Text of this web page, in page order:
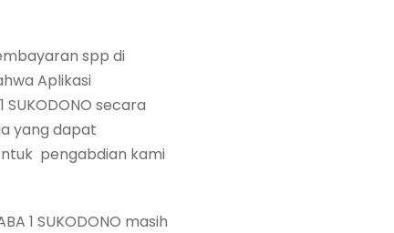
spp di
Aplikasi
secara
yang dapat
pengabdian kami
1 SUKODONO masih